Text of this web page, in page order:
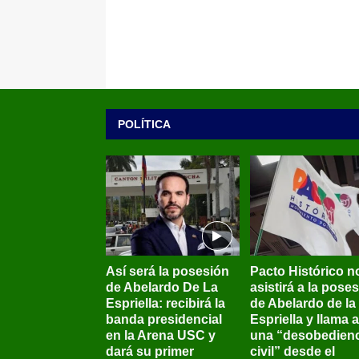
POLÍTICA
Así será la posesión
de Abelardo De La
Espriella: recibirá la
banda presidencial
en la Arena USC y
dará su primer
Pacto Histórico
asistirá a la
de Abelardo de la
Espriella y llama a
una
civil” desde el